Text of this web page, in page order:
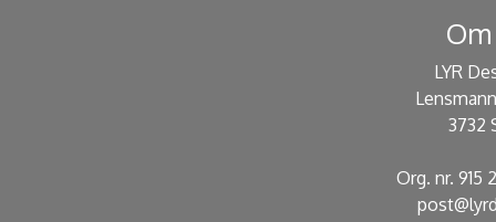
LYR
3732
Org. nr. 915